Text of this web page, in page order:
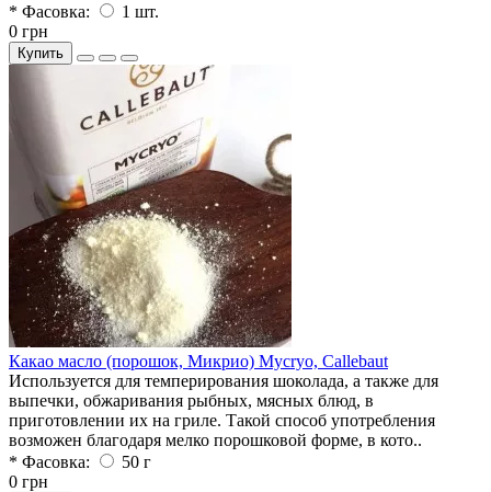
* Фасовка:
1 шт.
0 грн
Купить
Какао масло (порошок, Микрио) Mycryo, Callebaut
Используется для темперирования шоколада, а также для
выпечки, обжаривания рыбных, мясных блюд, в
приготовлении их на гриле. Такой способ употребления
возможен благодаря мелко порошковой форме, в кото..
* Фасовка:
50 г
0 грн